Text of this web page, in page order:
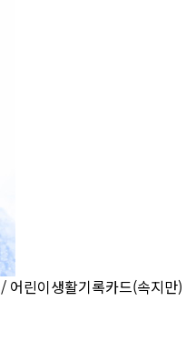
/ 어린이생활기록카드(속지만)